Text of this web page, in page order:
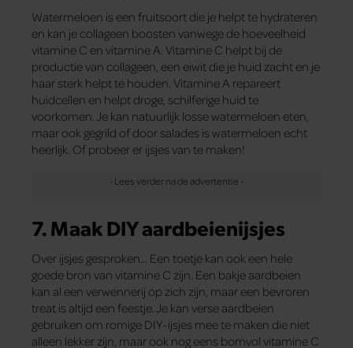
Watermeloen is een fruitsoort die je helpt te hydrateren
en kan je collageen boosten vanwege de hoeveelheid
vitamine C en vitamine A. Vitamine C helpt bij de
productie van collageen, een eiwit die je huid zacht en je
haar sterk helpt te houden. Vitamine A repareert
huidcellen en helpt droge, schilferige huid te
voorkomen. Je kan natuurlijk losse watermeloen eten,
maar ook gegrild of door salades is watermeloen echt
heerlijk. Of probeer er ijsjes van te maken!
7. Maak DIY aardbeienijsjes
Over ijsjes gesproken… Een toetje kan ook een hele
goede bron van vitamine C zijn. Een bakje aardbeien
kan al een verwennerij op zich zijn, maar een bevroren
treat is altijd een feestje. Je kan verse aardbeien
gebruiken om romige DIY-ijsjes mee te maken die niet
alleen lekker zijn, maar ook nog eens bomvol vitamine C